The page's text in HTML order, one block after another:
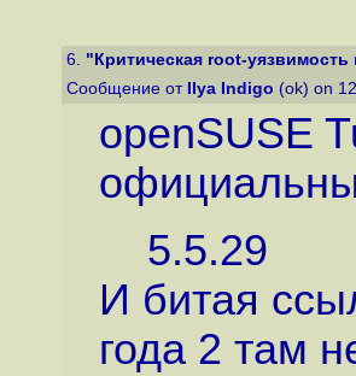
6. "Критическая root-уязвимость
Сообщение от
Ilya Indigo (ok) on
openSUSE
5.5.29
И битая
года 2 там